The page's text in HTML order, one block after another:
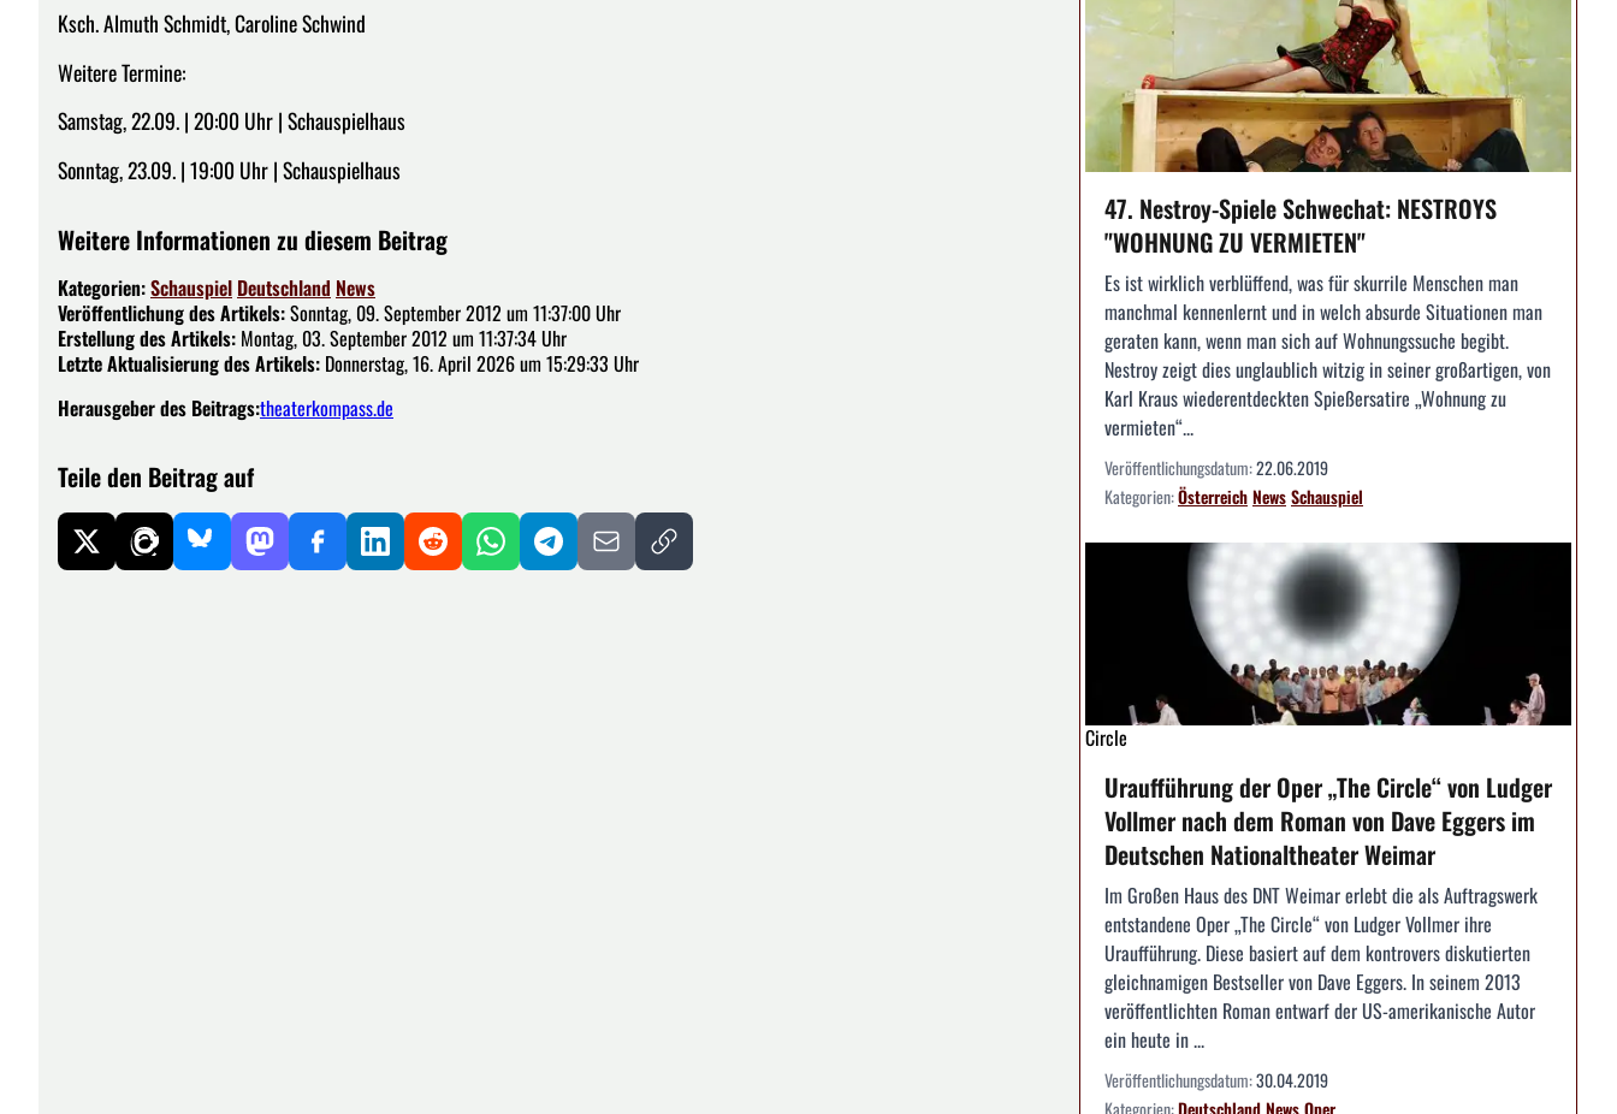
Ksch. Almuth Schmidt, Caroline Schwind
Weitere Termine:
Samstag, 22.09. | 20:00 Uhr | Schauspielhaus
Sonntag, 23.09. | 19:00 Uhr | Schauspielhaus
Weitere Informationen zu diesem Beitrag
Kategorien:Schauspiel Deutschland News
Veröffentlichung des Artikels:Sonntag, 09. September 2012 um 11:37:00 Uhr
Erstellung des Artikels: Montag, 03. September 2012 um 11:37:34 Uhr
Letzte Aktualisierung des Artikels: Donnerstag, 16. April 2026 um 15:29:33 Uhr
Herausgeber des Beitrags:theaterkompass.de
Teile den Beitrag auf
47. Nestroy-Spiele Schwechat: NESTROYS
"WOHNUNG ZU VERMIETEN"
Es ist wirklich verblüffend, was für skurrile Menschen man
manchmal kennenlernt und in welch absurde Situationen man
geraten kann, wenn man sich auf Wohnungssuche begibt.
Nestroy zeigt dies unglaublich witzig in seiner großartigen, von
Karl Kraus wiederentdeckten Spießersatire „Wohnung zu
vermieten“...
Veröffentlichungsdatum:22.06.2019
Kategorien:ÖsterreichNewsSchauspiel
Circle
Uraufführung der Oper „The Circle“ von Ludger
Vollmer nach dem Roman von Dave Eggers im
Deutschen Nationaltheater Weimar
Im Großen Haus des DNT Weimar erlebt die als Auftragswerk
entstandene Oper „The Circle“ von Ludger Vollmer ihre
Uraufführung. Diese basiert auf dem kontrovers diskutierten
gleichnamigen Bestseller von Dave Eggers. In seinem 2013
veröffentlichten Roman entwarf der US-amerikanische Autor
ein heute in ...
Veröffentlichungsdatum:30.04.2019
Kategorien:DeutschlandNewsOper